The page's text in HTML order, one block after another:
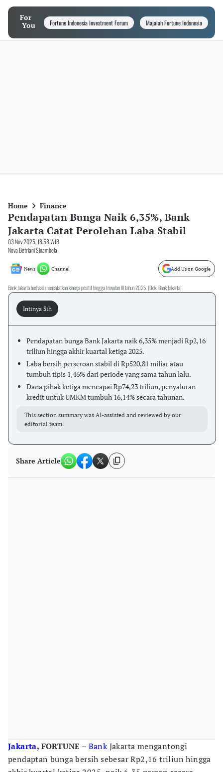
For
You
Fortune Indonesia Investment Forum Majalah Fortune Indonesia
Home Finance
Pendapatan Bunga Naik 6,35%, Bank
Jakarta Catat Perolehan Laba Stabil
03 Nov 2025, 18:58 WIB
Nova Betriani Sinambela
News Channel Add Us on Google
Bank Jakarta berhasil mencatatkan kinerja positif hingga triwulan III tahun 2025. (Dok. Bank Jakarta)
Intinya Sih
Pendapatan bunga Bank Jakarta naik 6,35% menjadi Rp2,16
triliun hingga akhir kuartal ketiga 2025.
Laba bersih perseroan stabil di Rp520,81 miliar atau
tumbuh tipis 1,46% dari periode yang sama tahun lalu.
Dana pihak ketiga mencapai Rp74,23 triliun, penyaluran
kredit untuk UMKM tumbuh 16,14% secara tahunan.
This section summary was AI-assisted and reviewed by our
editorial team.
Share Article
Jakarta, FORTUNE – BankJakarta mengantongi
pendaptan bunga bersih sebesar Rp2,16 triliun hingga